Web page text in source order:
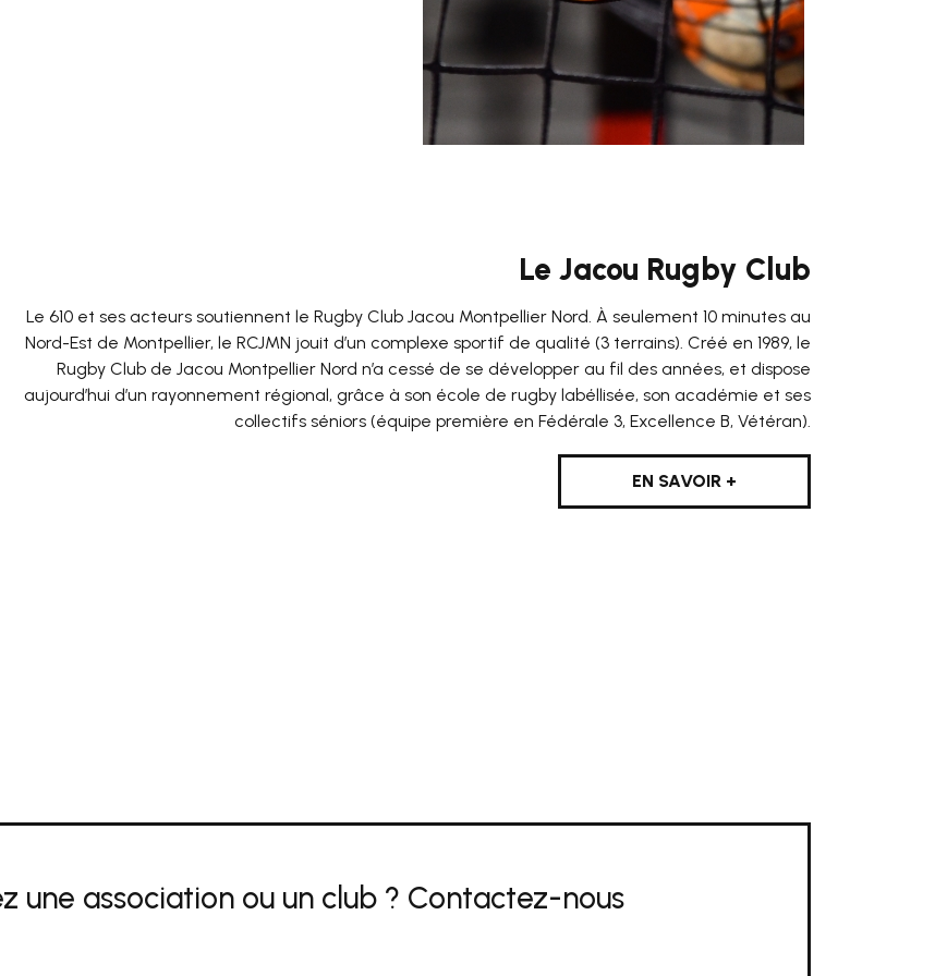
Le Jacou Rugby Club
Le 610 et ses acteurs soutiennent le Rugby Club Jacou Montpellier Nord. À seulement 10 minutes au
Nord-Est de Montpellier, le RCJMN jouit d’un complexe sportif de qualité (3 terrains). Créé en 1989, le
Rugby Club de Jacou Montpellier Nord n’a cessé de se développer au fil des années, et dispose
aujourd’hui d’un rayonnement régional, grâce à son école de rugby labéllisée, son académie et ses
collectifs séniors (équipe première en Fédérale 3, Excellence B, Vétéran).
EN SAVOIR +
une association ou un club ? Contactez-nous